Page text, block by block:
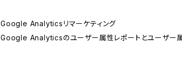
Google Analyticsリマーケティング
Google Analyticsのユーザー属性レポートとユーザー属